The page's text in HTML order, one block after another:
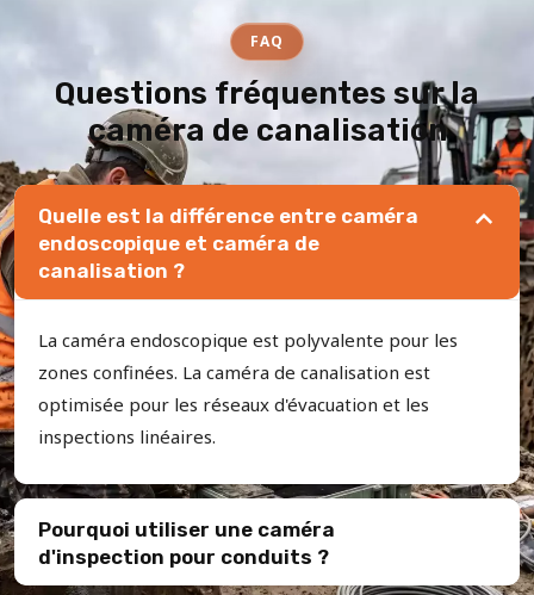
FAQ
Questions fréquentes sur la
caméra de canalisation
Quelle est la différence entre caméra
endoscopique et caméra de
canalisation ?
La caméra endoscopique est polyvalente pour les
zones confinées. La caméra de canalisation est
optimisée pour les réseaux d'évacuation et les
inspections linéaires.
Pourquoi utiliser une caméra
d'inspection pour conduits ?